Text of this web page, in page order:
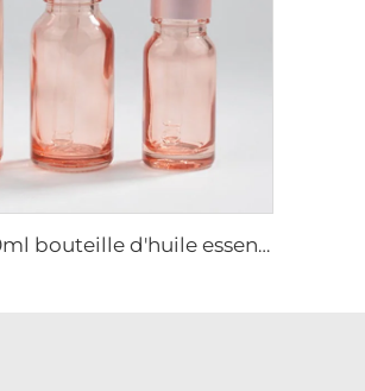
5ml 15ml 30ml 50ml bouteille d'huile essentielle or rose de luxe à gouttes bouteille cosmétique en verre emballage en verre